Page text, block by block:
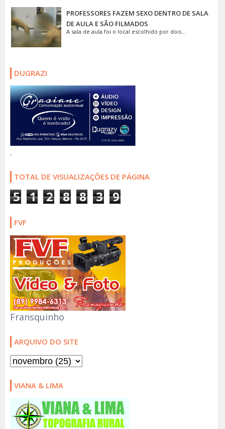
PROFESSORES FAZEM SEXO DENTRO DE SALA
DE AULA E SÃO FILMADOS
A sala de aula foi o local escolhido por dois...
DUGRAZI
.
TOTAL DE VISUALIZAÇÕES DE PÁGINA
5 1 2 8 8 3 9
FVF
Fransquinho
ARQUIVO DO SITE
VIANA & LIMA